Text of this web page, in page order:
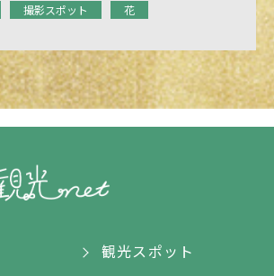
撮影スポット 花
観光スポット